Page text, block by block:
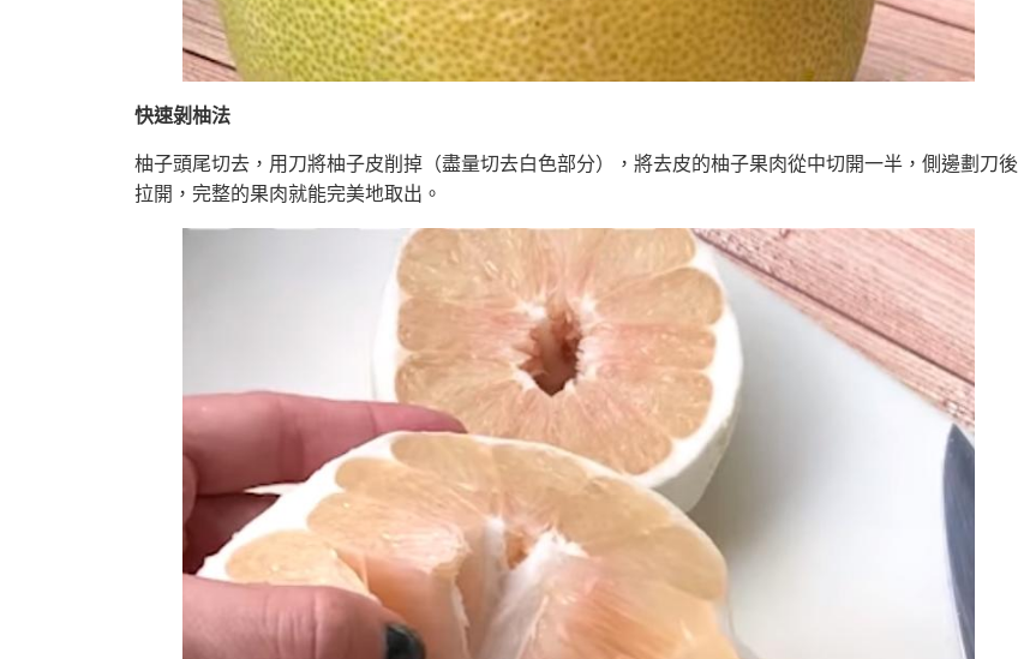
快速剝柚法
柚子頭尾切去，用刀將柚子皮削掉（盡量切去白色部分），將去皮的柚子果肉從中切開一半，側邊劃刀後
拉開，完整的果肉就能完美地取出。